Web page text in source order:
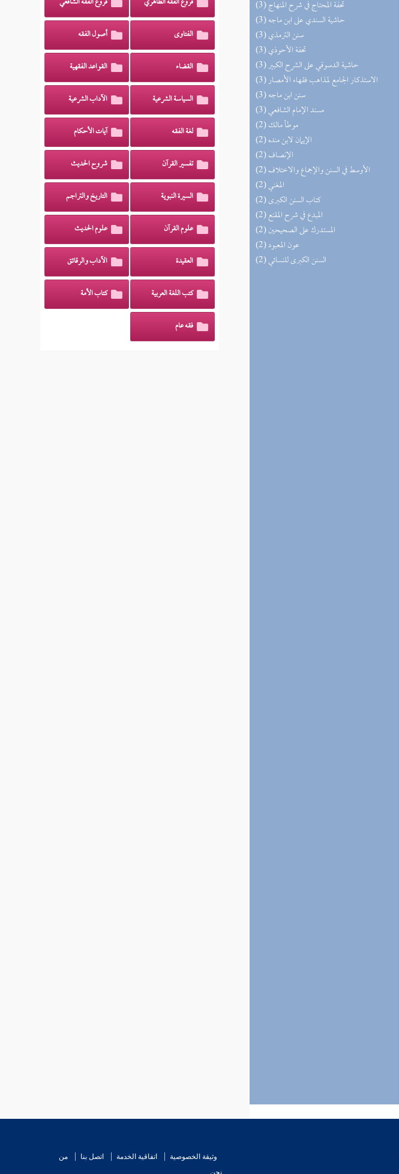
(3) تحفة المحتاج في شرح المنهاج
(3) حاشية السندي على ابن ماجه
(3) سنن الترمذي
(3) تحفة الأحوذي
(3) حاشية الدسوقي على الشرح الكبير
(3) الاستذكار الجامع لمذاهب فقهاء الأمصار
(3) سنن ابن ماجه
(3) مسند الإمام الشافعي
(2) موطأ مالك
(2) الإيمان لابن منده
(2) الإنصاف
(2) الأوسط في السنن والإجماع والاختلاف
(2) المغني
(2) كتاب السنن الكبرى
(2) المبدع في شرح المقنع
(2) المستدرك على الصحيحين
(2) عون المعبود
(2) السنن الكبرى للنسائي
الفتاوى أصول الفقه
القضاء القواعد الفقهية
السياسة الشرعية الآداب الشرعية
لغة الفقه آيات الأحكام
تفسير القرآن شروح الحديث
السيرة النبوية التاريخ والتراجم
علوم القرآن علوم الحديث
العقيدة الآداب والرقائق
كتب اللغة العربية كتاب الأمة
فقه عام
وثيقة الخصوصية اتفاقية الخدمة اتصل بنا
من
نحن